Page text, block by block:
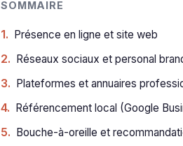
SOMMAIRE
Présence en ligne et site web
Réseaux sociaux et personal
Plateformes et annuaires
Référencement local (Google
Bouche-à-oreille et